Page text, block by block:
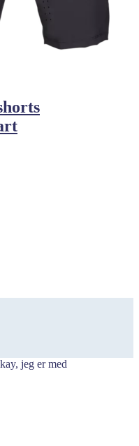
jeg er med